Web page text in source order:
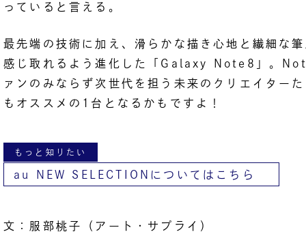
っていると言える。
最先端の技術に加え、滑らかな描き心地と繊細な
感じ取れるよう進化した「Galaxy Note8」。
ァンのみならず次世代を担う未来のクリエイター
もオススメの1台となるかもですよ！
もっと知りたい
au NEW SELECTIONについてはこちら
文：服部桃子（アート・サプライ）